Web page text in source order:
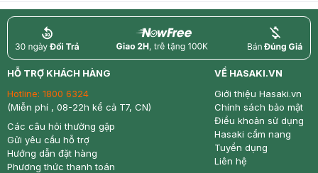
return nowfree price
HỖ TRỢ KHÁCH HÀNG
Hotline: 1800 6324
(Miễn phí , 08-22h kể cả T7, CN)
Các câu hỏi thường gặp
Gửi yêu cầu hỗ trợ
Hướng dẫn đặt hàng
Phương thức thanh toán
VỀ HASAKI.VN
Giới thiệu Hasaki.vn
Chính sách bảo mật
Điều khoản sử dụng
Hasaki cẩm nang
Tuyển dụng
Liên hệ